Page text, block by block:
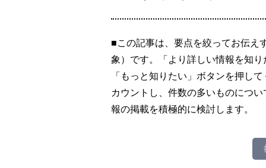
■この記事は、要点を絞ってお伝え
象）です。「より詳しい情報を知
「もっと知りたい」ボタンを押し
カウントし、件数の多いものにつ
報の掲載を積極的に検討します。